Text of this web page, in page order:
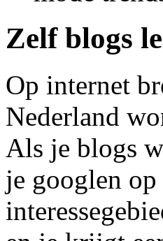
Zelf blogs
Op internet
Nederland
Als je blogs
je googlen